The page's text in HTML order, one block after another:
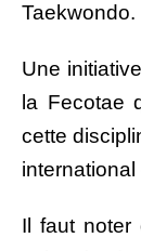
Taekwondo.
Une
la Fecotae
cette
Il faut noter